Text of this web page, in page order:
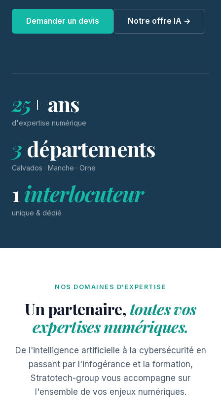
Demander un devis Notre offre IA →
25+ ans
d'expertise numérique
3 départements
Calvados · Manche · Orne
1 interlocuteur
unique & dédié
NOS DOMAINES D'EXPERTISE
Un partenaire, toutes vos
expertises numériques.
De l'intelligence artificielle à la cybersécurité en
passant par l'infogérance et la formation,
Stratotech-group vous accompagne sur
l'ensemble de vos enjeux numériques.